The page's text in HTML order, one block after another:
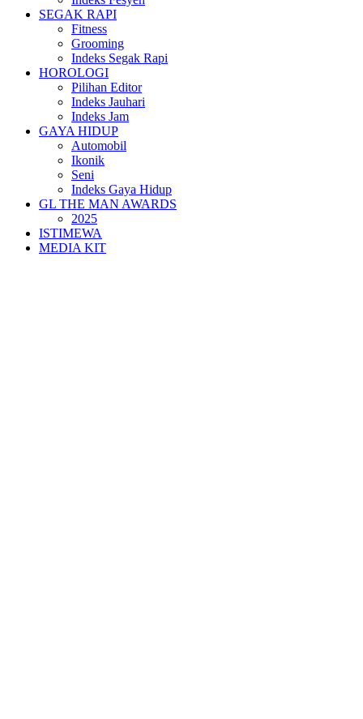
SEGAK RAPI
Fitness
Grooming
Indeks Segak Rapi
HOROLOGI
Pilihan Editor
Indeks Jauhari
Indeks Jam
GAYA HIDUP
Automobil
Ikonik
Seni
Indeks Gaya Hidup
GL THE MAN AWARDS
2025
ISTIMEWA
MEDIA KIT